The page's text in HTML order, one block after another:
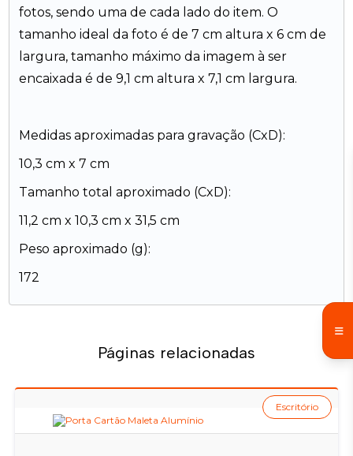
fotos, sendo uma de cada lado do item. O
tamanho ideal da foto é de 7 cm altura x 6 cm de
largura, tamanho máximo da imagem à ser
encaixada é de 9,1 cm altura x 7,1 cm largura.
Medidas aproximadas para gravação (CxD):
10,3 cm x 7 cm
Tamanho total aproximado (CxD):
11,2 cm x 10,3 cm x 31,5 cm
Peso aproximado (g):
172
Páginas relacionadas
Escritório